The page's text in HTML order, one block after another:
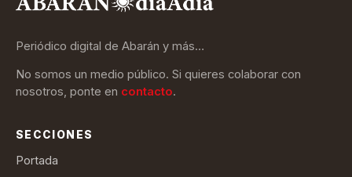
Periódico digital de Abarán y más…
No somos un medio público. Si quieres colaborar con
nosotros, ponte en contacto.
SECCIONES
Portada